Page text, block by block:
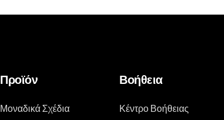
Προϊόν
Μοναδικά Σχέδια
Βοήθεια
Κέντρο Βοήθειας